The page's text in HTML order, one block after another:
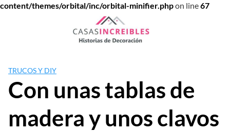
content/themes/orbital/inc/orbital-minifier.phpon line67
TRUCOS Y DIY
Con unas tablas de
madera y unos clavos